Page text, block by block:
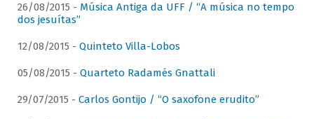
26/08/2015 - Música Antiga da UFF / “A música no tempo
dos jesuítas”
12/08/2015 - Quinteto Villa-Lobos
05/08/2015 - Quarteto Radamés Gnattali
29/07/2015 - Carlos Gontijo / “O saxofone erudito”